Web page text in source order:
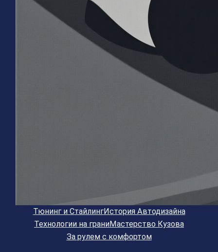
Тюнинг и СтайлингИстория Автодизайна
Технологии на граниМастерство Кузова
За рулем с комфортом